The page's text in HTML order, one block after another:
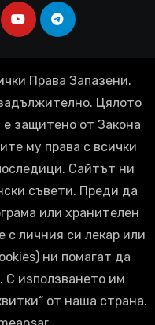
Права Запазени.
Цялото
защитено от Закона
му права с всички
Сайтът ни
съвети. Преди да
или хранителен
с личния си лекар или
ни помагат да
С използването им
от наша страна.